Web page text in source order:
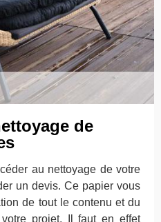
de
au nettoyage de votre
un devis. Ce papier vous
de tout le contenu et du
projet. Il faut en effet